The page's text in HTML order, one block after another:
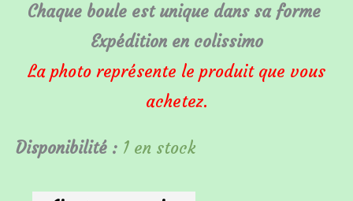
Chaque boule est unique dans sa forme
Expédition en colissimo
La photo représente le produit que vous
achetez.
Disponibilité : 1 en stock